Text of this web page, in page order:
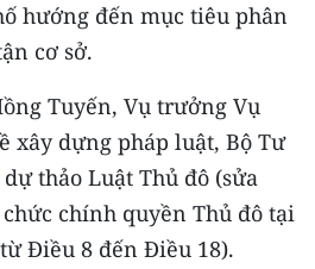
nghệ
hướng đến mục tiêu phân
cơ sở.
Tuyến, Vụ trưởng Vụ
xây dựng pháp luật, Bộ Tư
thảo Luật Thủ đô (sửa
chính quyền Thủ đô tại
Điều 8 đến Điều 18).